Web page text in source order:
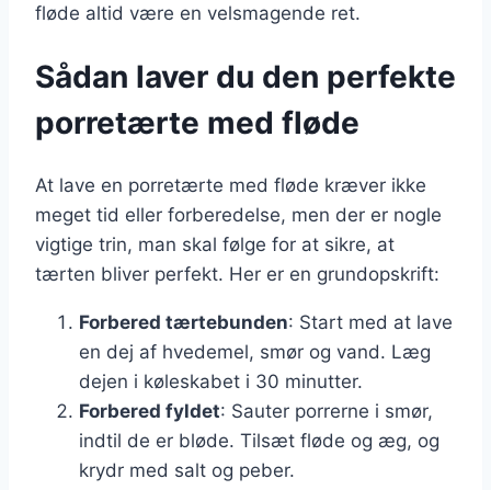
fløde altid være en velsmagende ret.
Sådan laver du den perfekte
porretærte med fløde
At lave en porretærte med fløde kræver ikke
meget tid eller forberedelse, men der er nogle
vigtige trin, man skal følge for at sikre, at
tærten bliver perfekt. Her er en grundopskrift:
Forbered tærtebunden: Start med at lave
en dej af hvedemel, smør og vand. Læg
dejen i køleskabet i 30 minutter.
Forbered fyldet: Sauter porrerne i smør,
indtil de er bløde. Tilsæt fløde og æg, og
krydr med salt og peber.